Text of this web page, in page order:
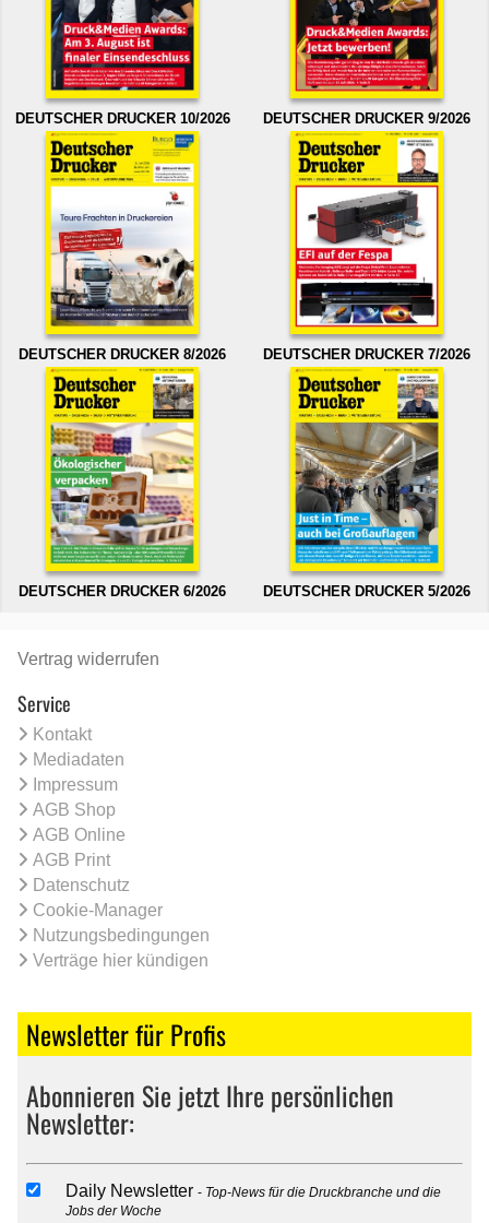
DEUTSCHER DRUCKER 10/2026 DEUTSCHER DRUCKER 9/2026
DEUTSCHER DRUCKER 8/2026 DEUTSCHER DRUCKER 7/2026
DEUTSCHER DRUCKER 6/2026 DEUTSCHER DRUCKER 5/2026
Vertrag widerrufen
Service
Kontakt
Mediadaten
Impressum
AGB Shop
AGB Online
AGB Print
Datenschutz
Cookie-Manager
Nutzungsbedingungen
Verträge hier kündigen
Newsletter für Profis
Abonnieren Sie jetzt Ihre persönlichen
Newsletter:
Daily Newsletter
Top-News für die Druckbranche und die
Jobs der Woche